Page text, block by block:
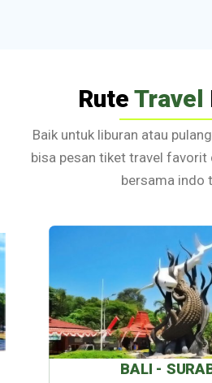
Rute Travel
Baik untuk liburan atau
bisa pesan tiket travel favorit
bersama indo